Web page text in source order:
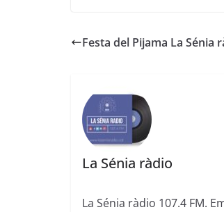
Festa del Pijama La Sénia
La Sénia ràdio
La Sénia ràdio 107.4 FM.